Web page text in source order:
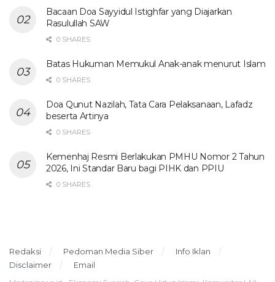
Bacaan Doa Sayyidul Istighfar yang Diajarkan
Rasulullah SAW
0 SHARES
Batas Hukuman Memukul Anak-anak menurut Islam
0 SHARES
Doa Qunut Nazilah, Tata Cara Pelaksanaan, Lafadz
beserta Artinya
0 SHARES
Kemenhaj Resmi Berlakukan PMHU Nomor 2 Tahun
2026, Ini Standar Baru bagi PIHK dan PPIU
0 SHARES
Redaksi Pedoman Media Siber
Info Iklan
Disclaimer
Email